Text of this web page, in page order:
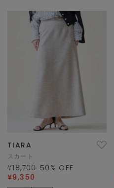
TIARA
スカート
¥18,700 50 % OFF
¥9,350